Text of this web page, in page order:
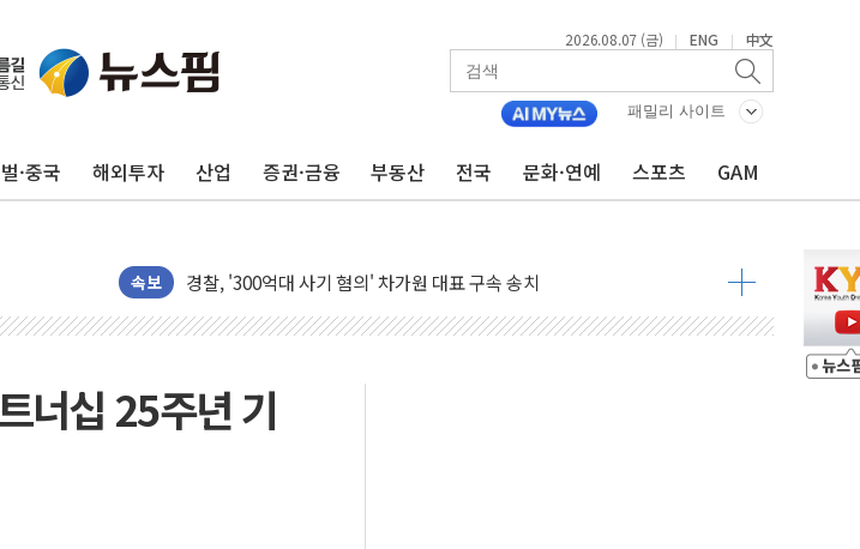
2026.08.07 (금) | ENG | 中文
패밀리 사이트
·중국 해외투자 산업 증권·금융 부동산 전국 문화·연예 스포츠 GAM
속보
유니슨 "국내생산세액공제·인증제도 개선 수혜 기대"
창호 교체하다 난간 무너져…대전서 50대 일용직 추락 사망
장동혁 "규제와 대출 풀고 재개발·재건축 촉진하는 것이 부동산 정상화"
AI에 승부 건 네이버…내년 AI 팩토리 매출 본격화
日, 4~6월 105조원 환시 개입...4월 말 '56조원' 사상 최대
경찰, '300억대 사기 혐의' 차가원 대표 구속 송치
장동혁 "집값 올려놓고 국민만 잡아"
부동산정책 정상화 특별위원회 전체회의서 발언하는 장동혁 대표
경찰, '강북구 오피스텔 살인' 50대 남성 구속 송치
너십 25주년 기